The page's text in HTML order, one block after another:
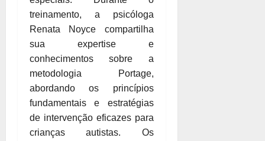
treinamento, a psicóloga
Renata Noyce compartilha
sua expertise e
conhecimentos sobre a
metodologia Portage,
abordando os princípios
fundamentais e estratégias
de intervenção eficazes para
crianças autistas. Os